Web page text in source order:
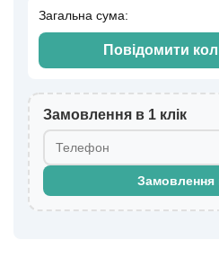
Загальна сума:
Повідомити
Замовлення в 1 клік
Замовлення